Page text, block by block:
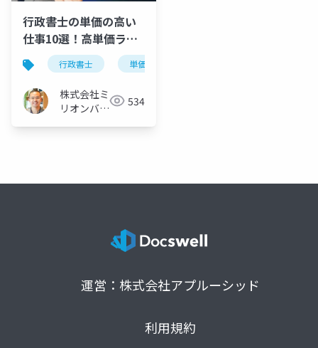
行政書士の単価の高い
仕事10選！高単価ラン
キング1位はどれ？
行政書士 単価の高い仕事
株式会社ミ
リオンバリ
534
運営：株式会社アプルーシッド
利用規約